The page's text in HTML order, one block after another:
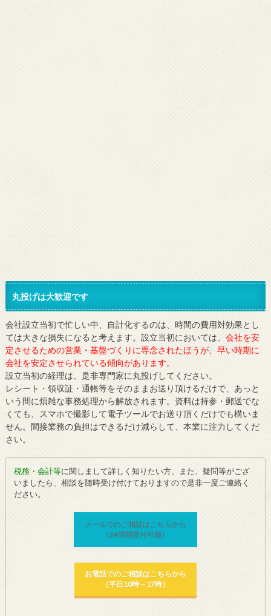
丸投げは大歓迎です
会社設立当初で忙しい中、自計化するのは、時間の費用対効果とし
ては大きな損失になると考えます。設立当初においては、 会社を安
定させるための営業・基盤づくりに専念されたほうが、早い時期に
会社を安定させられている傾向があります。
設立当初の経理は、是非専門家に丸投げしてください。
レシート・領収証・通帳等をそのままお送り頂けるだけで、あっと
いう間に煩雑な事務処理から解放されます。資料は持参・郵送でな
くても、スマホで撮影して電子ツールでお送り頂くだけでも構いま
せん。間接業務の負担はできるだけ減らして、本業に注力してくだ
さい。
税務・会計等に関しまして詳しく知りたい方、また、疑問等がござ
いましたら、相談を随時受け付けておりますので是非一度ご連絡く
ださい。
メールでのご相談はこちらから
（24時間受付可能）
お電話でのご相談はこちらから
（平日10時～17時）